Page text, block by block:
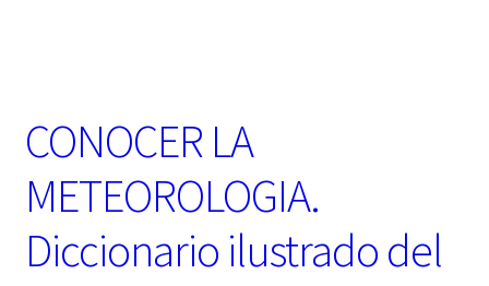
CONOCER LA
METEOROLOGIA.
Diccionario ilustrado del